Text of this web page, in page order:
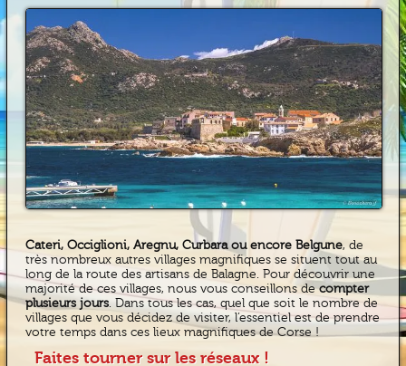
Cateri, Occiglioni, Aregnu, Curbara ou encore Belgune, de
très nombreux autres villages magnifiques se situent tout au
long de la route des artisans de Balagne. Pour découvrir une
majorité de ces villages, nous vous conseillons decompter
plusieurs jours. Dans tous les cas, quel que soit le nombre de
villages que vous décidez de visiter, l’essentiel est de prendre
votre temps dans ces lieux magnifiques de Corse !
Faites tourner sur les réseaux !